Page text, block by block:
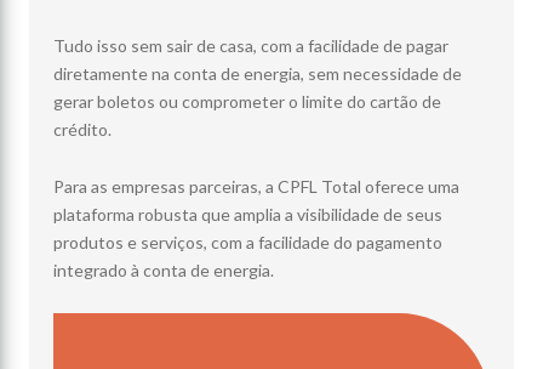
Tudo isso sem sair de casa, com a facilidade de pagar
diretamente na conta de energia, sem necessidade de
gerar boletos ou comprometer o limite do cartão de
crédito.
Para as empresas parceiras, a CPFL Total oferece uma
plataforma robusta que amplia a visibilidade de seus
produtos e serviços, com a facilidade do pagamento
integrado à conta de energia.